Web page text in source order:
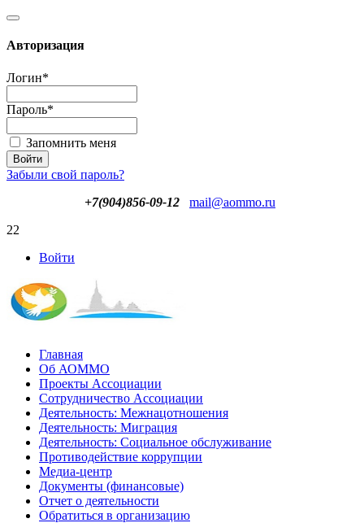
Авторизация
Логин*
Пароль*
Запомнить меня
Забыли свой пароль?
+7(904)856-09-12
mail@aommo.ru
22
Войти
Главная
Об АОММО
Проекты Ассоциации
Сотрудничество Ассоциации
Деятельность: Межнацотношения
Деятельность: Миграция
Деятельность: Социальное обслуживание
Противодействие коррупции
Медиа-центр
Документы (финансовые)
Отчет о деятельности
Обратиться в организацию